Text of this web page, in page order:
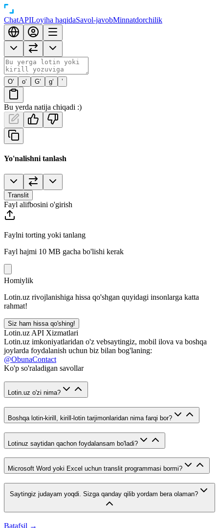
ChatAPILoyiha haqidaSavol-javobMinnatdorchilik
O‘ o‘ G‘ g‘ ’
Bu yerda natija chiqadi :)
Yo'nalishni tanlash
Translit
Fayl alifbosini o'girish
Faylni torting yoki tanlang
Fayl hajmi 10 MB gacha bo'lishi kerak
Homiylik
Lotin.uz rivojlanishiga hissa qo'shgan quyidagi insonlarga katta
rahmat!
Siz ham hissa qo'shing!
Lotin.uz API Xizmatlari
Lotin.uz imkoniyatlaridan o'z vebsaytingiz, mobil ilova va boshqa
joylarda foydalanish uchun biz bilan bog'laning:
@ObunaContact
Ko'p so'raladigan savollar
Lotin.uz o'zi nima?
Boshqa lotin-kirill, kirill-lotin tarjimonlaridan nima farqi bor?
Lotinuz saytidan qachon foydalansam bo'ladi?
Microsoft Word yoki Excel uchun translit programmasi bormi?
Saytingiz judayam yoqdi. Sizga qanday qilib yordam bera olaman?
Batafsil →